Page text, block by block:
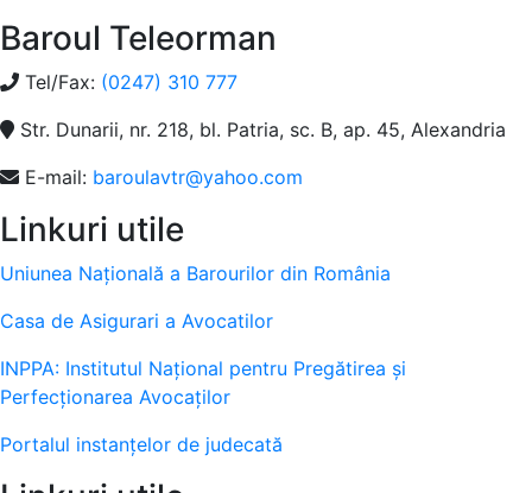
Baroul Teleorman
Tel/Fax: (0247) 310 777
Str. Dunarii, nr. 218, bl. Patria, sc. B, ap. 45, Alexandria
E-mail: baroulavtr@yahoo.com
Linkuri utile
Uniunea Națională a Barourilor din România
Casa de Asigurari a Avocatilor
INPPA: Institutul Naţional pentru Pregătirea şi
Perfecţionarea Avocaţilor
Portalul instanţelor de judecată